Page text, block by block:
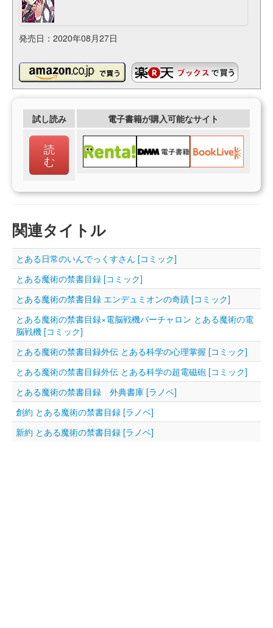
発売日：2020年08月27日
試し読み 電子書籍が購入可能なサイト
読
む
関連タイトル
とある日常のいんでっくすさん [コミック]
とある魔術の禁書目録 [コミック]
とある魔術の禁書目録 エンデュミオンの奇蹟 [コミック]
とある魔術の禁書目録×電脳戦機バーチャロン とある魔術の電
脳戦機 [コミック]
とある魔術の禁書目録外伝 とある科学の心理掌握 [コミック]
とある魔術の禁書目録外伝 とある科学の超電磁砲 [コミック]
とある魔術の禁書目録 外典書庫 [ラノベ]
創約 とある魔術の禁書目録 [ラノベ]
新約 とある魔術の禁書目録 [ラノベ]